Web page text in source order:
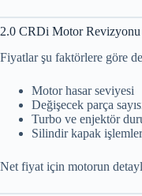
2.0 CRDi Motor Revizyonu
Fiyatlar şu faktörlere göre
Motor hasar seviyesi
Değişecek parça
Turbo ve enjektör
Silindir kapak
Net fiyat için motorun